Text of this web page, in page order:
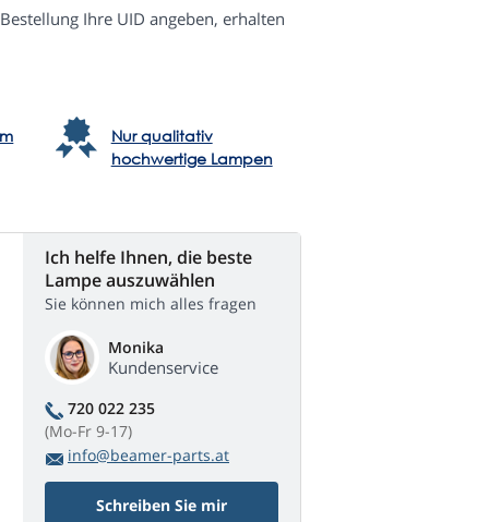
Ihre UID angeben, erhalten
Nur qualitativ
hochwertige Lampen
Ich helfe Ihnen, die beste
Lampe auszuwählen
Sie können mich alles fragen
Monika
Kundenservice
720 022 235
(Mo-Fr 9-17)
info@beamer-parts.at
Schreiben Sie mir